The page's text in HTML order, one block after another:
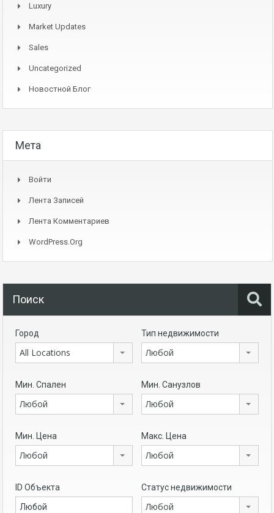
Luxury
Market Updates
Sales
Uncategorized
Новостной Блог
Мета
Войти
Лента Записей
Лента Комментариев
WordPress.org
Поиск
Город
All Locations
Тип недвижимости
Любой
Мин. Спален
Любой
Мин. Санузлов
Любой
Мин. Цена
Любой
Макс. Цена
Любой
ID Объекта Статус недвижимости
Любой